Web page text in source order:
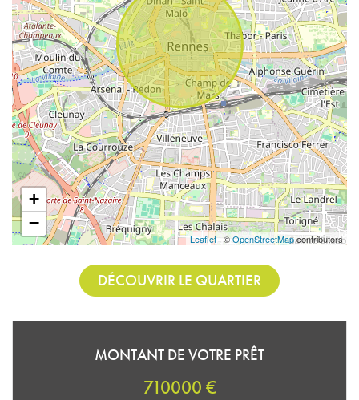
+
−
Leaflet| ©OpenStreetMapcontributors
DÉCOUVRIR LE QUARTIER
MONTANT DE VOTRE PRÊT
710000 €